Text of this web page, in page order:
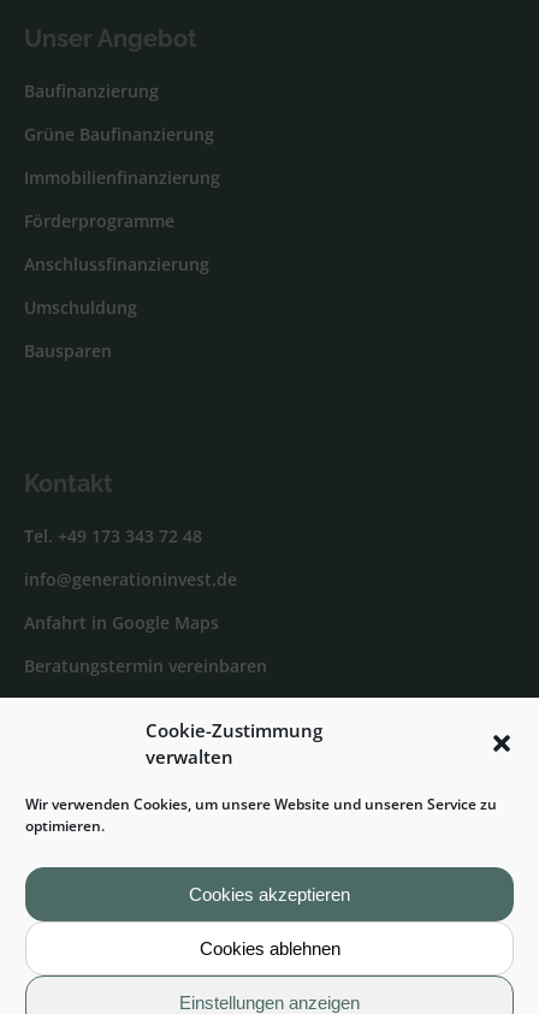
Cookie-Zustimmung
verwalten
Wir verwenden Cookies, um unsere Website und unseren Service zu
optimieren.
Cookies akzeptieren
Cookies ablehnen
Einstellungen anzeigen
Unser Angebot
Baufinanzierung
Grüne Baufinanzierung
Immobilienfinanzierung
Förderprogramme
Anschlussfinanzierung
Umschuldung
Bausparen
Kontakt
Tel. +49 173 343 72 48
info@generationinvest.de
Anfahrt in Google Maps
Beratungstermin vereinbaren
Generation Invest bei Facebook
Sven Jelkmann bei LinkedIn
© 2025 Generation Invest Finanzmanagement |
Baufinanzierung, Immobilienfinanzierung und
Bauträgerfinanzierung